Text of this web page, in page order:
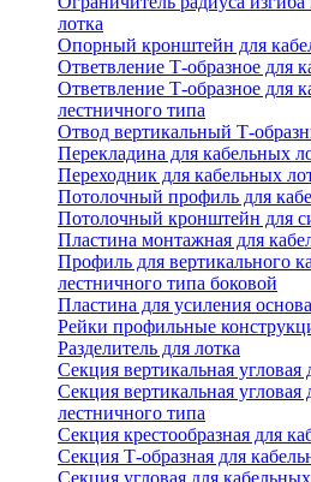
лотка
Опорный кронштейн для
Ответвление Т-образное для
Ответвление Т-образное для
лестничного типа
Отвод вертикальный Т-
Перекладина для кабельных
Переходник для кабельных
Потолочный профиль для
Потолочный кронштейн для
Пластина монтажная для
Профиль для вертикального
лестничного типа боковой
Пластина для усиления
Рейки профильные
Разделитель для лотка
Секция вертикальная угловая
Секция вертикальная угловая
лестничного типа
Секция крестообразная для
Секция Т-образная для
Секция угловая для